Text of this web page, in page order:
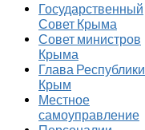
Государственный
Совет Крыма
Совет министров
Крыма
Глава Республики
Крым
Местное
самоуправление